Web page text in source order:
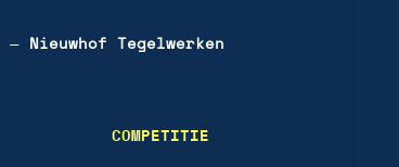
— Nieuwhof Tegelwerken
COMPETITIE